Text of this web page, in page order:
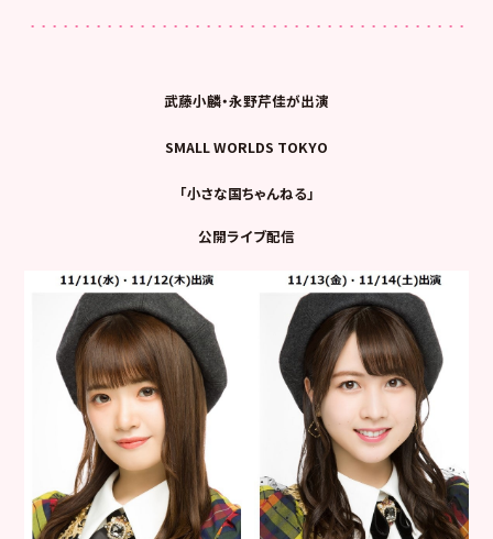
武藤小麟・永野芹佳が出演
SMALL WORLDS TOKYO
「小さな国ちゃんねる」
公開ライブ配信